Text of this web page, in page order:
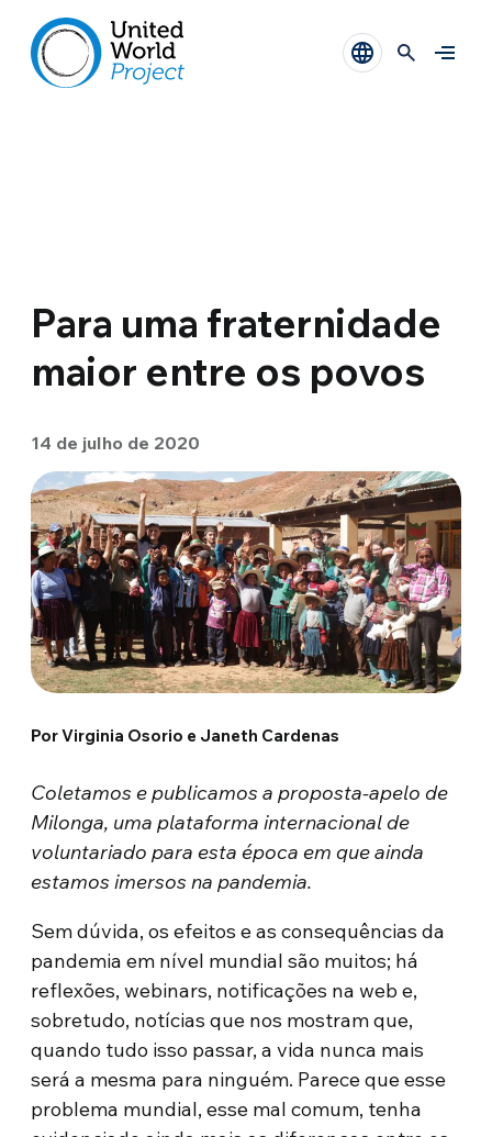
Para uma fraternidade
maior entre os povos
14 de julho de 2020
Por Virginia Osorio e Janeth Cardenas
Coletamos e publicamos a proposta-apelo de
Milonga, uma plataforma internacional de
voluntariado para esta época em que ainda
estamos imersos na pandemia.
Sem dúvida, os efeitos e as consequências da
pandemia em nível mundial são muitos; há
reflexões, webinars, notificações na web e,
sobretudo, notícias que nos mostram que,
quando tudo isso passar, a vida nunca mais
será a mesma para ninguém. Parece que esse
problema mundial, esse mal comum, tenha